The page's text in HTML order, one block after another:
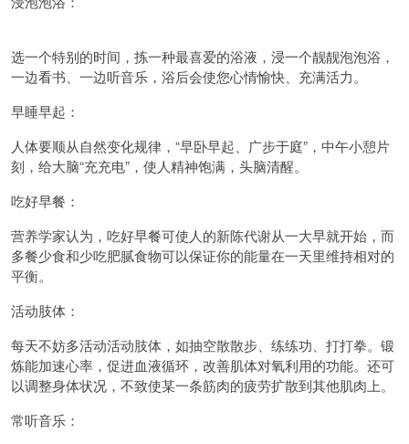
选一个特别的时间，拣一种最喜爱的浴液，浸一个靓靓泡泡浴，
一边看书、一边听音乐，浴后会使您心情愉快、充满活力。
早睡早起：
人体要顺从自然变化规律，“早卧早起、广步于庭”，中午小憩片
刻，给大脑“充充电”，使人精神饱满，头脑清醒。
吃好早餐：
营养学家认为，吃好早餐可使人的新陈代谢从一大早就开始，而
多餐少食和少吃肥腻食物可以保证你的能量在一天里维持相对的
平衡。
活动肢体：
每天不妨多活动活动肢体，如抽空散散步、练练功、打打拳。锻
炼能加速心率，促进血液循环，改善肌体对氧利用的功能。还可
以调整身体状况，不致使某一条筋肉的疲劳扩散到其他肌肉上。
常听音乐：